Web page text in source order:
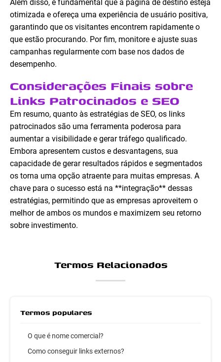
Além disso, é fundamental que a página de destino esteja
otimizada e ofereça uma experiência de usuário positiva,
garantindo que os visitantes encontrem rapidamente o
que estão procurando. Por fim, monitore e ajuste suas
campanhas regularmente com base nos dados de
desempenho.
Considerações Finais sobre
Links Patrocinados e SEO
Em resumo, quanto às estratégias de SEO, os links
patrocinados são uma ferramenta poderosa para
aumentar a visibilidade e gerar tráfego qualificado.
Embora apresentem custos e desvantagens, sua
capacidade de gerar resultados rápidos e segmentados
os torna uma opção atraente para muitas empresas. A
chave para o sucesso está na **integração** dessas
estratégias, permitindo que as empresas aproveitem o
melhor de ambos os mundos e maximizem seu retorno
sobre investimento.
Termos Relacionados
Termos populares
O que é nome comercial?
Como conseguir links externos?